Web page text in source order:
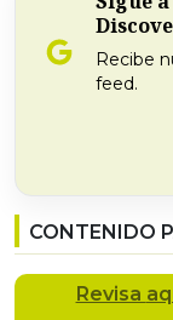
Recibe
feed.
CONTENIDO
Revisa